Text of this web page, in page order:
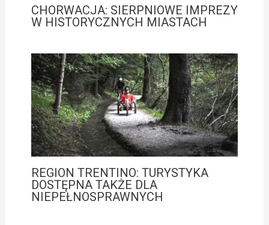
CHORWACJA: SIERPNIOWE IMPREZY
W HISTORYCZNYCH MIASTACH
REGION TRENTINO: TURYSTYKA
DOSTĘPNA TAKŻE DLA
NIEPEŁNOSPRAWNYCH